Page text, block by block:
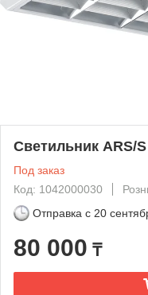
Светильник ARS/
Под заказ
Код: 1042000030
Отправка с 20
80 000 ₸